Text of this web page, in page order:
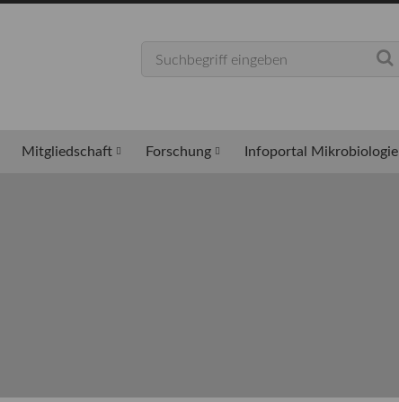
Mitgliedschaft Forschung Infoportal Mikrobiologie